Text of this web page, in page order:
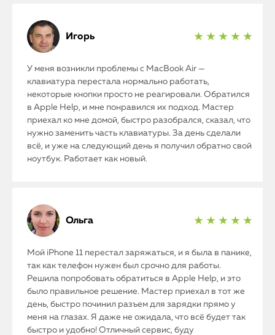
Игорь ★ ★ ★ ★ ★
У меня возникли проблемы с MacBook Air —
клавиатура перестала нормально работать,
некоторые кнопки просто не реагировали. Обратился
в Apple Help, и мне понравился их подход. Мастер
приехал ко мне домой, быстро разобрался, сказал, что
нужно заменить часть клавиатуры. За день сделали
всё, и уже на следующий день я получил обратно свой
ноутбук. Работает как новый.
Ольга ★ ★ ★ ★ ★
Мой iPhone 11 перестал заряжаться, и я была в панике,
так как телефон нужен был срочно для работы.
Решила попробовать обратиться в Apple Help, и это
было правильное решение. Мастер приехал в тот же
день, быстро починил разъем для зарядки прямо у
меня на глазах. Я даже не ожидала, что всё будет так
быстро и удобно! Отличный сервис, буду